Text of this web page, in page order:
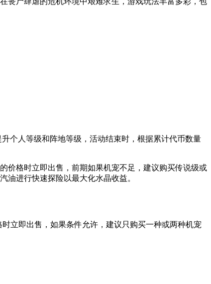
个人等级和阵地等级，活动结束时，根据累计代币数量
价格时立即出售，前期如果机宠不足，建议购买传说级或
油进行快速探险以最大化水晶收益。
立即出售，如果条件允许，建议只购买一种或两种机宠